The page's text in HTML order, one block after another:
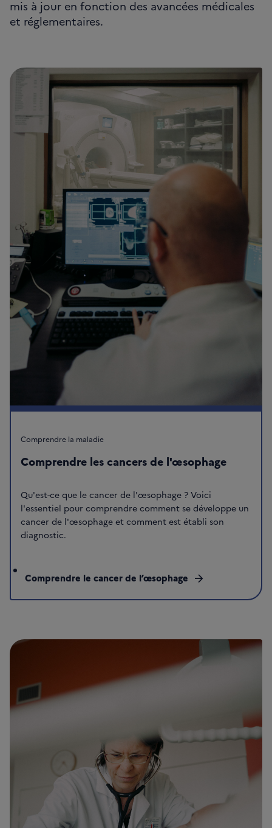
mis à jour en fonction des avancées médicales
et réglementaires.
Comprendre la maladie
Comprendre les cancers de l'œsophage
Qu'est-ce que le cancer de l'œsophage ? Voici
l'essentiel pour comprendre comment se développe un
cancer de l'œsophage et comment est établi son
diagnostic.
Comprendre le cancer de l’œsophage arrow_forward